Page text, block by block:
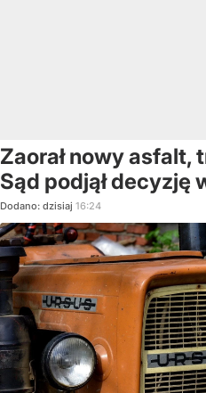
Zaorał nowy asfalt,
Sąd podjął decyzję
Dodano: dzisiaj 16:24